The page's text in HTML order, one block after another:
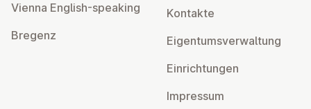
Vienna English-speaking
Bregenz
Kontakte
Ei­gen­tums­ver­wal­tung
Ein­rich­tun­gen
Impressum